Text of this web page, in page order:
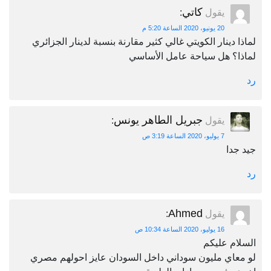
يقول كاتي:
20 يونيو، 2020 الساعة 5:20 م
لماذا دينار الكويتي غالي كثير مقارنة بنسبة لدينار الجزائري
لماذا؟ هل سياحة عامل الأساسي
رد
يقول جبريل الطاهر يونس:
7 يوليو، 2020 الساعة 3:19 ص
جيد جدا
رد
يقول Ahmed
:
16 يوليو، 2020 الساعة 10:34 ص
السلام عليكم
لو معاي مليون سوداني داخل السودان عايز احولهم مصري